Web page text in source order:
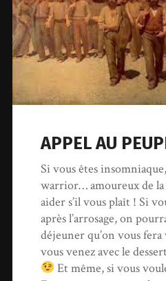
APPEL AU
Si vous êtes
warrior… amoureux de
aider s’il vous plaît ! Si
après l’arrosage, on
déjeuner qu’on vous
vous venez avec le
Et même, si vous